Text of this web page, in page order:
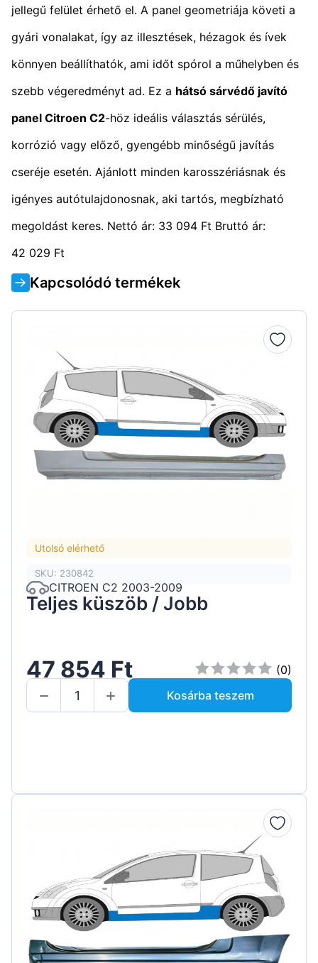
jellegű felület érhető el. A panel geometriája követi a
gyári vonalakat, így az illesztések, hézagok és ívek
könnyen beállíthatók, ami időt spórol a műhelyben és
szebb végeredményt ad. Ez a hátsó sárvédő javító
panel Citroen C2-höz ideális választás sérülés,
korrózió vagy előző, gyengébb minőségű javítás
cseréje esetén. Ajánlott minden karosszériásnak és
igényes autótulajdonosnak, aki tartós, megbízható
megoldást keres. Nettó ár: 33 094 Ft Bruttó ár:
42 029 Ft
Kapcsolódó termékek
Utolsó elérhető
SKU: 230842
CITROEN C2 2003-2009
Teljes küszöb / Jobb
47 854 Ft
(0)
Kosárba teszem